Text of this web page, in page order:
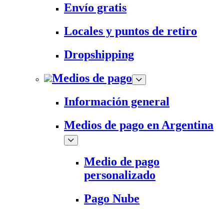
Envío gratis
Locales y puntos de retiro
Dropshipping
Medios de pago
Información general
Medios de pago en Argentina
Medio de pago
personalizado
Pago Nube